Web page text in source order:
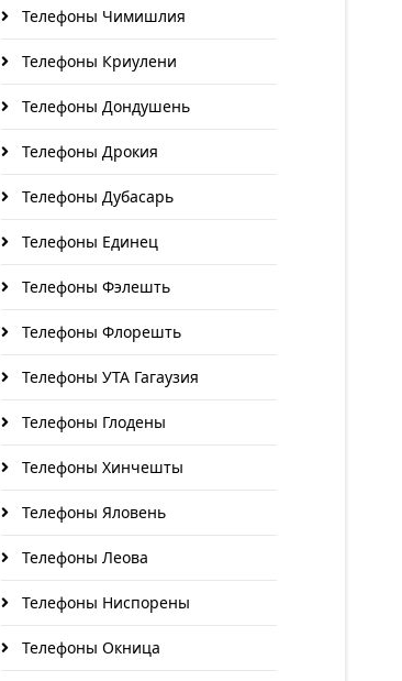
Телефоны Чимишлия
Телефоны Криулени
Телефоны Дондушень
Телефоны Дрокия
Телефоны Дубасарь
Телефоны Единец
Телефоны Фэлешть
Телефоны Флорешть
Телефоны УТА Гагаузия
Телефоны Глодены
Телефоны Хинчешты
Телефоны Яловень
Телефоны Леова
Телефоны Ниспорены
Телефоны Окница